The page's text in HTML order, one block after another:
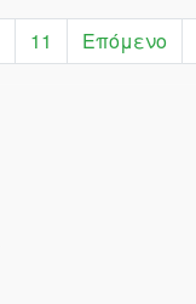
11 Επόμενο